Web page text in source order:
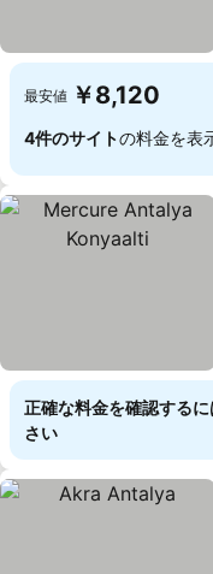
最安値 ￥8,120
4件のサイトの料金を表
正確な料金を確認する
さい